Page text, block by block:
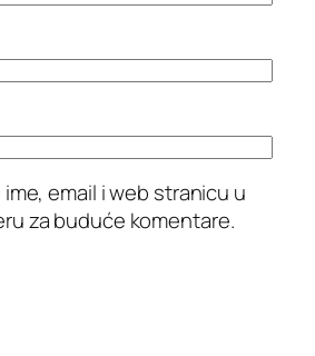
email i web stranicu u
za buduće komentare.